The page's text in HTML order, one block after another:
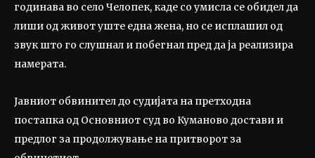
годинава во село Челопек, каде со умисла се обидел да
лиши од живот уште една жена, но се исплашил од
звук што го слушнал и побегнал пред да ја реализира
намерата.
Јавниот обвинител до судијата на претходна
постапка од Основниот суд во Куманово достави и
предлог за продолжување на притворот за